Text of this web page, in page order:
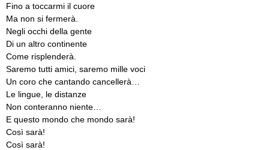
Fino a toccarmi il cuore
Ma non si fermerà.
Negli occhi della gente
Di un altro continente
Come risplenderà.
Saremo tutti amici, saremo mille voci
Un coro che cantando cancellerà…
Le lingue, le distanze
Non conteranno niente…
E questo mondo che mondo sarà!
Così sarà!
Così sarà!